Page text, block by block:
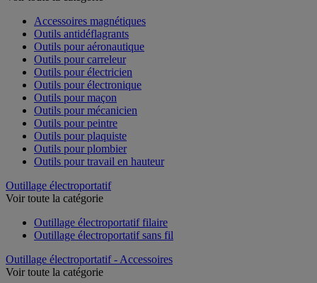
Accessoires magnétiques
Outils antidéflagrants
Outils pour aéronautique
Outils pour carreleur
Outils pour électricien
Outils pour électronique
Outils pour maçon
Outils pour mécanicien
Outils pour peintre
Outils pour plaquiste
Outils pour plombier
Outils pour travail en hauteur
Outillage électroportatif
Voir toute la catégorie
Outillage électroportatif filaire
Outillage électroportatif sans fil
Outillage électroportatif - Accessoires
Voir toute la catégorie